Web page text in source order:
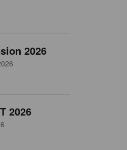
2026
2026